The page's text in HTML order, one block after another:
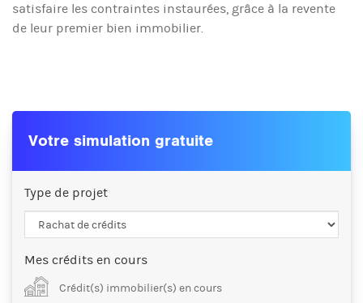
satisfaire les contraintes instaurées, grâce à la revente
de leur premier bien immobilier.
Votre simulation gratuite
Type de projet
Mes crédits en cours
Crédit(s) immobilier(s) en cours